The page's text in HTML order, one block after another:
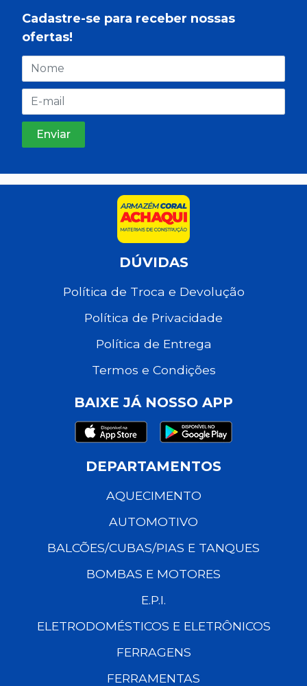
Cadastre-se para receber nossas
ofertas!
DÚVIDAS
Política de Troca e Devolução
Política de Privacidade
Política de Entrega
Termos e Condições
BAIXE JÁ NOSSO APP
DEPARTAMENTOS
AQUECIMENTO
AUTOMOTIVO
BALCÕES/CUBAS/PIAS E TANQUES
BOMBAS E MOTORES
E.P.I.
ELETRODOMÉSTICOS E ELETRÔNICOS
FERRAGENS
FERRAMENTAS